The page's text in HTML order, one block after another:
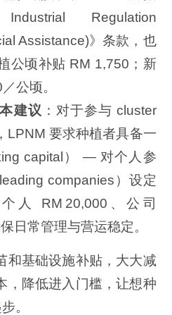
Regulation
Assistance)》条款，也
公顷补贴 RM 1,750；新
公顷。
建议 ：对于参与 cluster
LPNM 要求种植者具备一
capital） — 对个人参
companies）设定
人 RM 20,000、公司
日常管理与营运稳定。
和基础设施补贴，大大减
，降低进入门槛，让想种
。